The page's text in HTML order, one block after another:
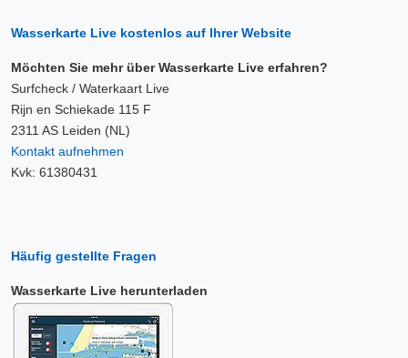
Wasserkarte Live kostenlos auf Ihrer Website
Möchten Sie mehr über Wasserkarte Live erfahren?
Surfcheck / Waterkaart Live
Rijn en Schiekade 115 F
2311 AS Leiden (NL)
Kontakt aufnehmen
Kvk: 61380431
Häufig gestellte Fragen
Wasserkarte Live herunterladen